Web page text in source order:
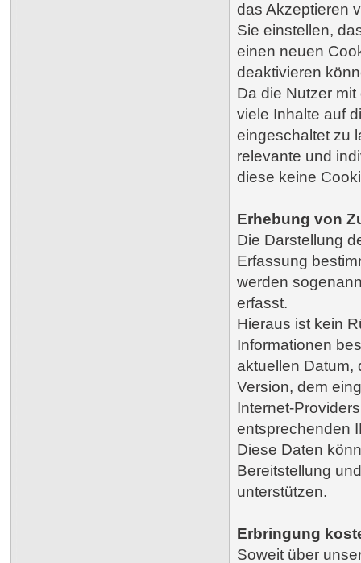
das Akzeptieren
Sie einstellen,
einen neuen
deaktivieren
Da die Nutzer
viele Inhalte auf
eingeschaltet zu
relevante und
diese keine
Erhebung von
Die Darstellung
Erfassung
werden
erfasst.
Hieraus ist kein
Informationen
aktuellen Datum,
Version, dem
Internet-
entsprechenden
Diese Daten
Bereitstellung
unterstützen.
Erbringung
Soweit über